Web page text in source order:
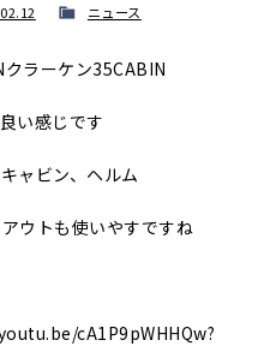
ニュース
クラーケン35CABIN
い感じです
ャビン、ヘルム
ウトも使いやすですね
cA1P9pWHHQw?